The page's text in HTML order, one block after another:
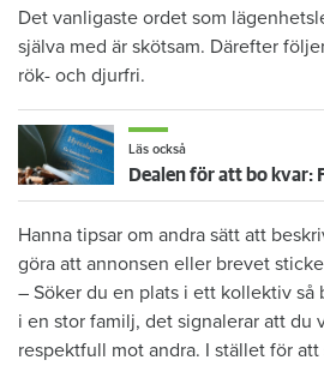
Det vanligaste ordet som
själva med är skötsam. Därefter
rök- och djurfri.
Läs också
Hanna tipsar om andra sätt att
göra att annonsen eller brevet
– Söker du en plats i ett kollektiv så
i en stor familj, det signalerar att du
respektfull mot andra. I stället för